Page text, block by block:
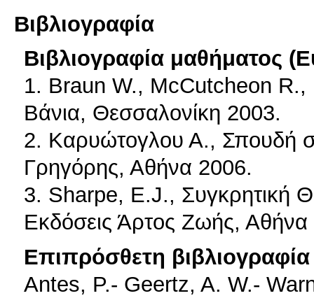
Βιβλιογραφία
Βιβλιογραφία μαθήματος
1. Braun W., McCutcheon R.,
Βάνια, Θεσσαλονίκη 2003.
2. Καρυώτογλου Α., Σπουδή
Γρηγόρης, Αθήνα 2006.
3. Sharpe, E.J., Συγκρητική
Εκδόσεις Άρτος Ζωής,
Επιπρόσθετη βιβλιογραφία
Antes, P.- Geertz, A. W.-